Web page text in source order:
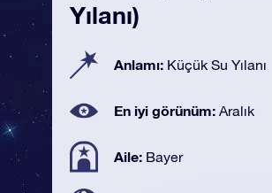
Yılanı)
Anlamı: Küçük Su Yılanı
En iyi görünüm: Aralık
Aile: Bayer